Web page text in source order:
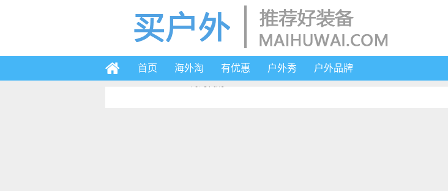
首页 海外淘 有优惠 户外秀 户外品牌